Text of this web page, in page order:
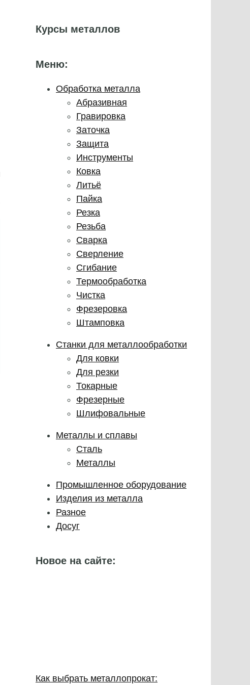
Курсы металлов
Меню:
Обработка металла
Абразивная
Гравировка
Заточка
Защита
Инструменты
Ковка
Литьё
Пайка
Резка
Резьба
Сварка
Сверление
Сгибание
Термообработка
Чистка
Фрезеровка
Штамповка
Станки для металлообработки
Для ковки
Для резки
Токарные
Фрезерные
Шлифовальные
Металлы и сплавы
Сталь
Металлы
Промышленное оборудование
Изделия из металла
Разное
Досуг
Новое на сайте:
Как выбрать металлопрокат: